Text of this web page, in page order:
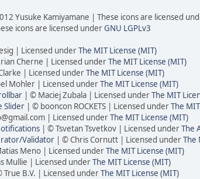
Yusuke Kamiyamane | These icons are licensed
icons are licensed underGNU LGPLv3
| Licensed underThe MIT License (MIT)
Cherne | Licensed underThe MIT License (MIT)
| Licensed underThe MIT License (MIT)
Mohler | Licensed underThe MIT License (MIT)
| © Maciej Zubala | Licensed underThe MIT
Slider | © booncon ROCKETS | Licensed underThe
| Licensed underThe MIT License (MIT)
| © Tsvetan Tsvetkov | Licensed underThe
Validator | © Chris Cornutt | Licensed underThe
Meno | Licensed underThe MIT License (MIT)
Mullie | Licensed underThe MIT License (MIT)
True B.V. | Licensed underThe MIT License (MIT)